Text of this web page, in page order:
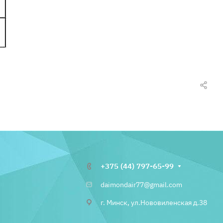
+375 (44) 797-65-99
daimondair77@gmail.com
г. Минск, ул.Нововиленская д.38